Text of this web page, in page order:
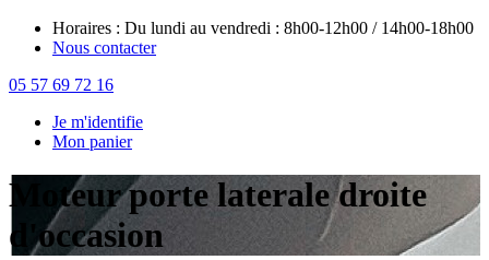
Horaires : Du lundi au vendredi : 8h00-12h00 / 14h00-18h00
Nous contacter
05 57 69 72 16
Je m'identifie
Mon panier
Moteur porte laterale droite
d'occasion